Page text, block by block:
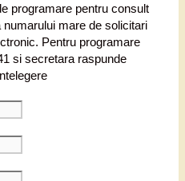
programare pentru consult
mare de solicitari
Pentru programare
si secretara raspunde